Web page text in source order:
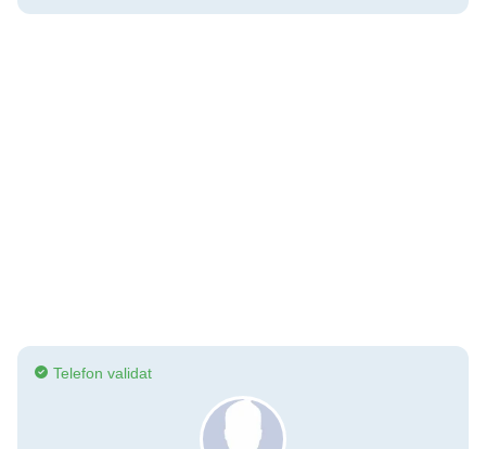
Telefon validat